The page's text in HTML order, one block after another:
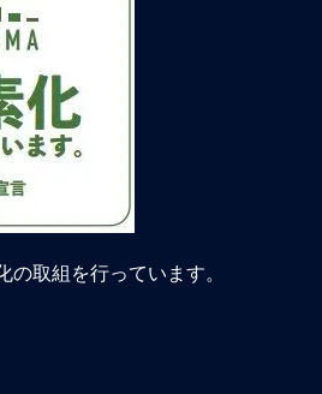
取組を行っています。